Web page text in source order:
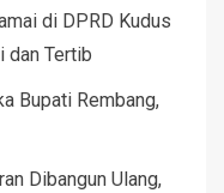
di DPRD Kudus
dan Tertib
Bupati Rembang,
Dibangun Ulang,